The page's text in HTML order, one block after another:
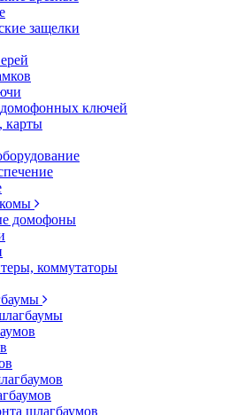
защелки
ключей
карты
домофоны
коммутаторы
шлагбаумов